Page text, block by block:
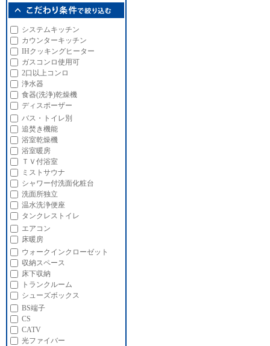
システムキッチン
カウンターキッチン
IHクッキングヒーター
ガスコンロ使用可
2口以上コンロ
浄水器
食器(洗浄)乾燥機
ディスポーザー
バス・トイレ別
追焚き機能
浴室乾燥機
浴室暖房
ＴＶ付浴室
ミストサウナ
シャワー付洗面化粧台
洗面所独立
温水洗浄便座
タンクレストイレ
エアコン
床暖房
ウォークインクローゼット
収納スペース
床下収納
トランクルーム
シューズボックス
BS端子
CS
CATV
光ファイバー